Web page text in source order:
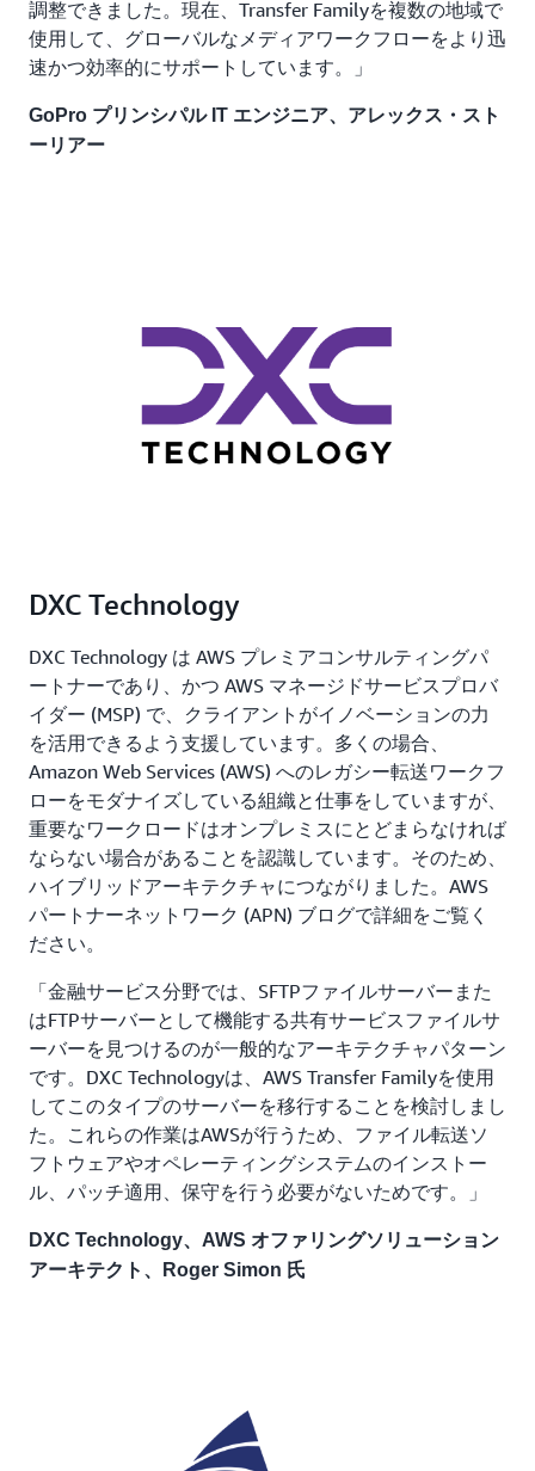
調整できました。現在、Transfer Familyを複数の地域で
使用して、グローバルなメディアワークフローをより迅
速かつ効率的にサポートしています。」
GoPro プリンシパル IT エンジニア、アレックス・スト
ーリアー
DXC Technology
DXC Technology は AWS プレミアコンサルティングパ
ートナーであり、かつ AWS マネージドサービスプロバ
イダー (MSP) で、クライアントがイノベーションの力
を活用できるよう支援しています。多くの場合、
Amazon Web Services (AWS) へのレガシー転送ワークフ
ローをモダナイズしている組織と仕事をしていますが、
重要なワークロードはオンプレミスにとどまらなければ
ならない場合があることを認識しています。そのため、
ハイブリッドアーキテクチャにつながりました。AWS
パートナーネットワーク (APN) ブログで詳細をご覧く
ださい。
「金融サービス分野では、SFTPファイルサーバーまた
はFTPサーバーとして機能する共有サービスファイルサ
ーバーを見つけるのが一般的なアーキテクチャパターン
です。DXC Technologyは、AWS Transfer Familyを使用
してこのタイプのサーバーを移行することを検討しまし
た。これらの作業はAWSが行うため、ファイル転送ソ
フトウェアやオペレーティングシステムのインストー
ル、パッチ適用、保守を行う必要がないためです。」
DXC Technology、AWS オファリングソリューション
アーキテクト、Roger Simon 氏